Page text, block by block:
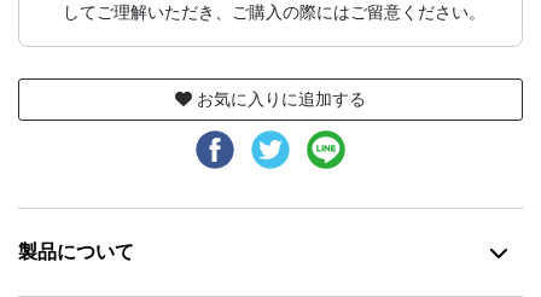
してご理解いただき、ご購入の際にはご留意ください。
お気に入りに追加する
製品について